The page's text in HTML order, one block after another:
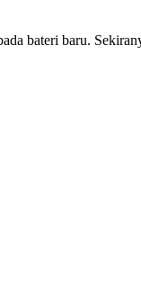
bateri baru.